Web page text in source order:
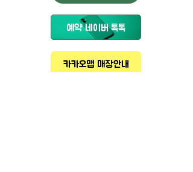
예약 네이버 톡톡
카카오맵 매장안내